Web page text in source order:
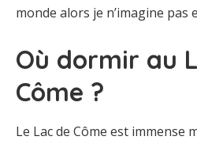
monde alors je n’imagine pas
Où dormir au
Côme ?
Le Lac de Côme est immense